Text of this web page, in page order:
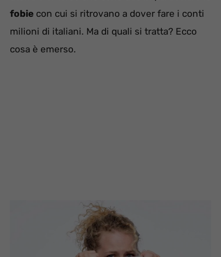
fobie con cui si ritrovano a dover fare i conti
milioni di italiani. Ma di quali si tratta? Ecco
cosa è emerso.